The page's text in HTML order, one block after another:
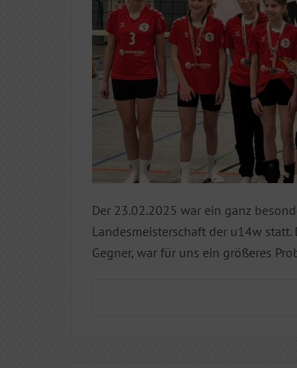
Der 23.02.2025 war ein ganz
Landesmeisterschaft der u14w
Gegner, war für uns ein größeres